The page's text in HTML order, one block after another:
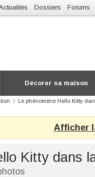
Dossiers Forums
Décorer sa maison
Le phénomène Hello Kitty
Afficher
Kitty dans